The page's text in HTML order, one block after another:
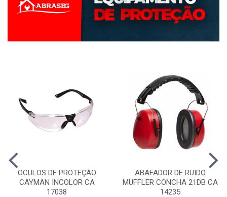
OCULOS DE PROTEÇÃO
CAYMAN INCOLOR CA
17038
ABAFADOR DE RUIDO
MUFFLER CONCHA 21DB CA
14235